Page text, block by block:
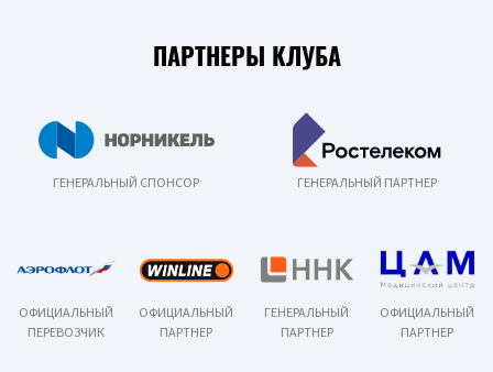
ПАРТНЕРЫ КЛУБА
ГЕНЕРАЛЬНЫЙ СПОНСОР ГЕНЕРАЛЬНЫЙ ПАРТНЕР
ОФИЦИАЛЬНЫЙ
ПЕРЕВОЗЧИК
ОФИЦИАЛЬНЫЙ
ПАРТНЕР
ГЕНЕРАЛЬНЫЙ
ПАРТНЕР
ОФИЦИАЛЬНЫЙ
ПАРТНЕР